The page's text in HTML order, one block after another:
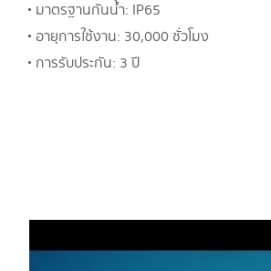
• มาตรฐานกันน้ำ: IP65
• อายุการใช้งาน: 30,000 ชั่วโมง
• การรับประกัน: 3 ปี